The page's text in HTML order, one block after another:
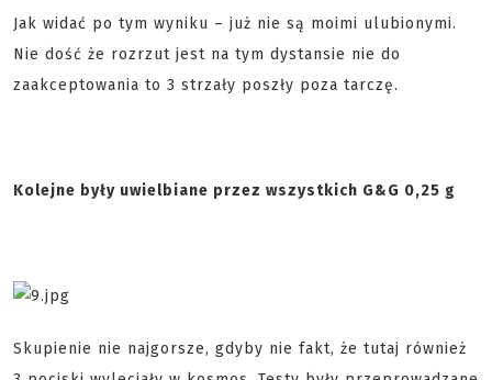
Jak widać po tym wyniku – już nie są moimi ulubionymi.
Nie dość że rozrzut jest na tym dystansie nie do
zaakceptowania to 3 strzały poszły poza tarczę.
Kolejne były uwielbiane przez wszystkich G&G 0,25 g
Skupienie nie najgorsze, gdyby nie fakt, że tutaj również